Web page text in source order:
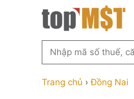
Thành phố Hồ Chí Minh
Thành phố Hà Nội
Tìm
theo
Trang chủ ›Đồng Nai